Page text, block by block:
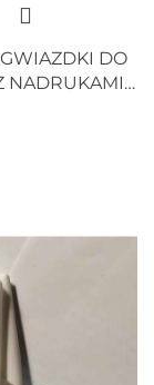
DO
NADRUKAMI.